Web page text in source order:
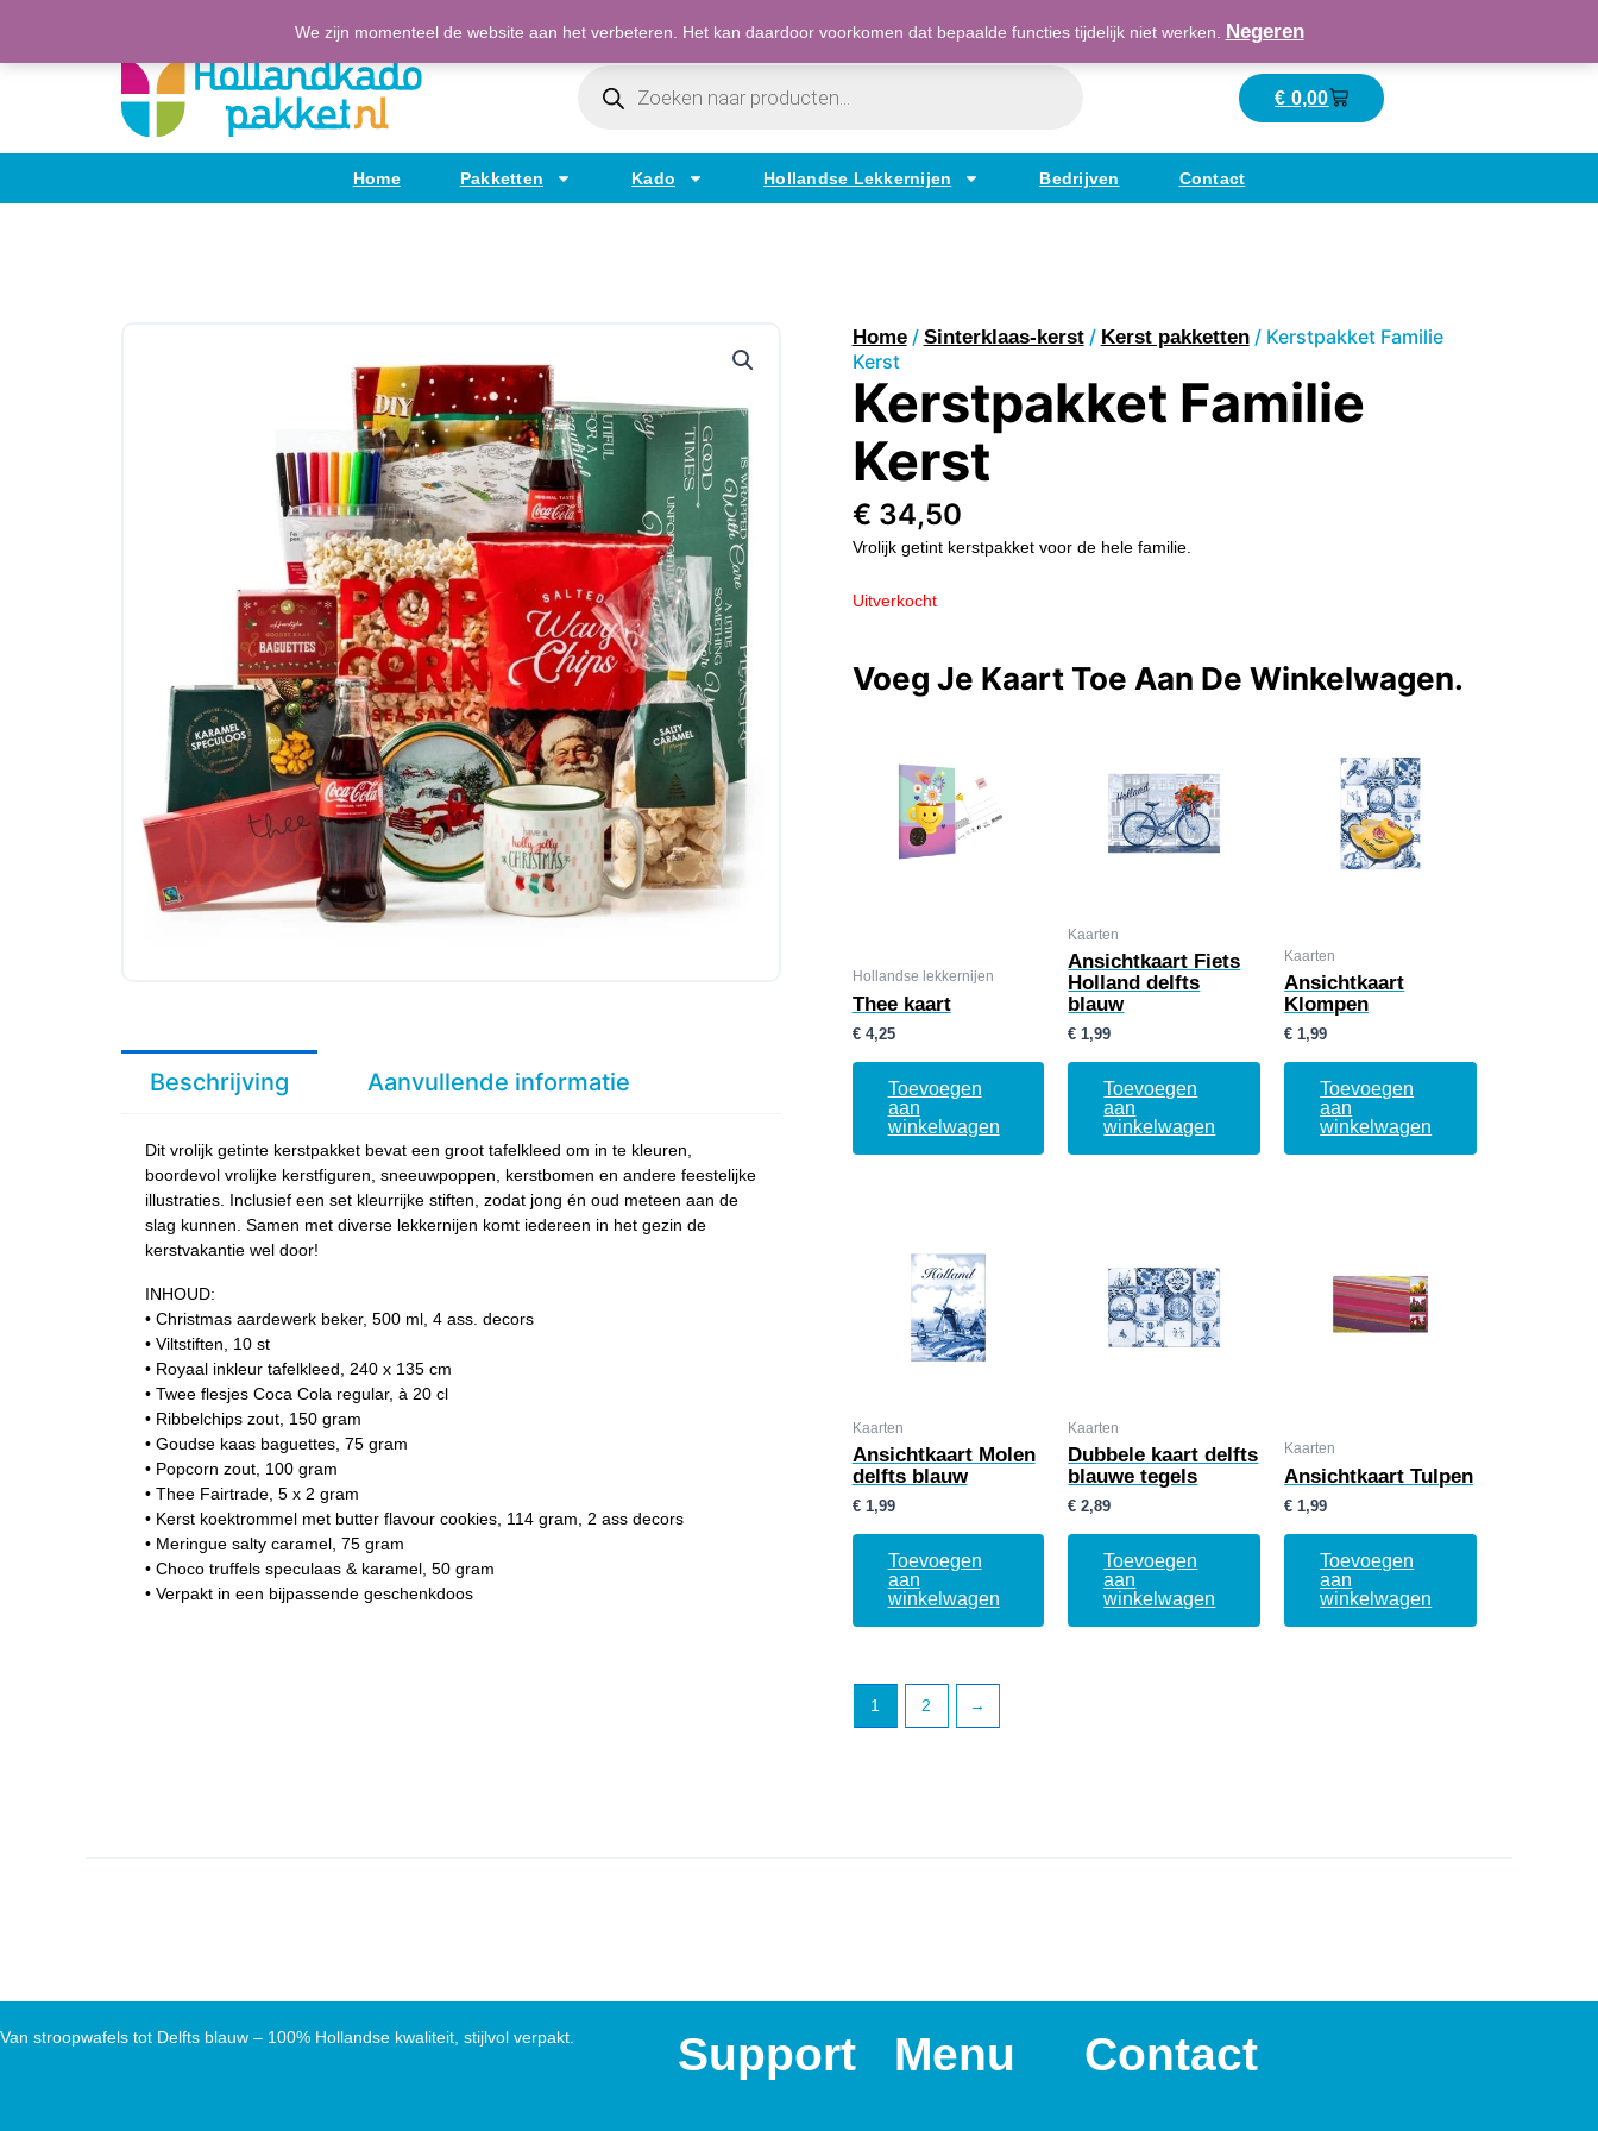
We zijn momenteel de website aan het verbeteren. Het kan daardoor voorkomen dat bepaalde functies tijdelijk niet werken. Negeren
(H)Eerlijke Hollandse producten Bestellen op factuur mogelijk voor bedrijven
Maatschappelijk verantwoord ondernemend
Producten
€ 0,00Winkelwagen
Home Pakketten Kado Hollandse Lekkernijen Bedrijven Contact
Beschrijving Aanvullende informatie
Dit vrolijk getinte kerstpakket bevat een groot tafelkleed om in te kleuren,
boordevol vrolijke kerstfiguren, sneeuwpoppen, kerstbomen en andere feestelijke
illustraties. Inclusief een set kleurrijke stiften, zodat jong én oud meteen aan de
slag kunnen. Samen met diverse lekkernijen komt iedereen in het gezin de
kerstvakantie wel door!
INHOUD:
• Christmas aardewerk beker, 500 ml, 4 ass. decors
• Viltstiften, 10 st
• Royaal inkleur tafelkleed, 240 x 135 cm
• Twee flesjes Coca Cola regular, à 20 cl
• Ribbelchips zout, 150 gram
• Goudse kaas baguettes, 75 gram
• Popcorn zout, 100 gram
• Thee Fairtrade, 5 x 2 gram
• Kerst koektrommel met butter flavour cookies, 114 gram, 2 ass decors
• Meringue salty caramel, 75 gram
• Choco truffels speculaas & karamel, 50 gram
• Verpakt in een bijpassende geschenkdoos
Home/ Sinterklaas-kerst/ Kerst pakketten/ Kerstpakket Familie
Kerst
Kerstpakket Familie
Kerst
€ 34,50
Vrolijk getint kerstpakket voor de hele familie.
Uitverkocht
Voeg Je Kaart Toe Aan De Winkelwagen.
Hollandse lekkernijen
Thee kaart
€4,25
Toevoegen
aan
winkelwagen
Kaarten
Ansichtkaart Fiets
Holland delfts
blauw
€ 1,99
Toevoegen
aan
winkelwagen
Kaarten
Ansichtkaart
Klompen
€ 1,99
Toevoegen
aan
winkelwagen
Kaarten
Ansichtkaart Molen
delfts blauw
€1,99
Toevoegen
aan
winkelwagen
Kaarten
Dubbele kaart delfts
blauwe tegels
€ 2,89
Toevoegen
aan
winkelwagen
Kaarten
Ansichtkaart Tulpen
€ 1,99
Toevoegen
aan
winkelwagen
1 2 →
Van stroopwafels tot Delfts blauw – 100% Hollandse kwaliteit, stijlvol verpakt. Support Menu Contact